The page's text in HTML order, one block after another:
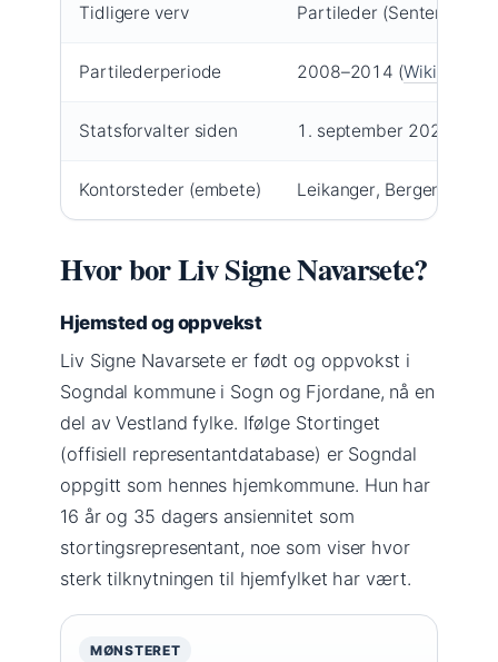
Tidligere verv Partileder
Partilederperiode 2008–2014 (Wikipedia
Statsforvalter siden 1. september 2022 (
Kontorsteder (embete) Leikanger, Bergen,
Hvor bor Liv Signe Navarsete?
Hjemsted og oppvekst
Liv Signe Navarsete er født og oppvokst i
Sogndal kommune i Sogn og Fjordane, nå en
del av Vestland fylke. Ifølge Stortinget
(offisiell representantdatabase) er Sogndal
oppgitt som hennes hjemkommune. Hun har
16 år og 35 dagers ansiennitet som
stortingsrepresentant, noe som viser hvor
sterk tilknytningen til hjemfylket har vært.
MØNSTERET